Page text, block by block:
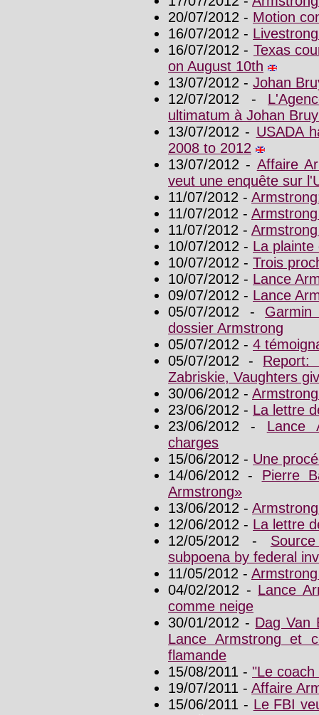
20/07/2012 - Motion
16/07/2012 -
16/07/2012 - Texas
on August 10th
13/07/2012 - Johan
12/07/2012 -
ultimatum à Johan
13/07/2012 - USADA
2008 to 2012
13/07/2012 - Affaire
veut une enquête sur
11/07/2012 -
11/07/2012 -
11/07/2012 -
10/07/2012 - La plainte
10/07/2012 - Trois
10/07/2012 - Lance
09/07/2012 - Lance
05/07/2012 -
dossier Armstrong
05/07/2012 - 4
05/07/2012 - Report:
Zabriskie, Vaughters
30/06/2012 -
23/06/2012 - La lettre
23/06/2012 - Lance
charges
15/06/2012 - Une
14/06/2012 - Pierre
Armstrong»
13/06/2012 -
12/06/2012 - La lettre
12/05/2012 -
subpoena by federal
11/05/2012 -
04/02/2012 - Lance
comme neige
30/01/2012 - Dag Van
Lance Armstrong et
flamande
15/08/2011 - "Le
19/07/2011 - Affaire
15/06/2011 - Le FBI